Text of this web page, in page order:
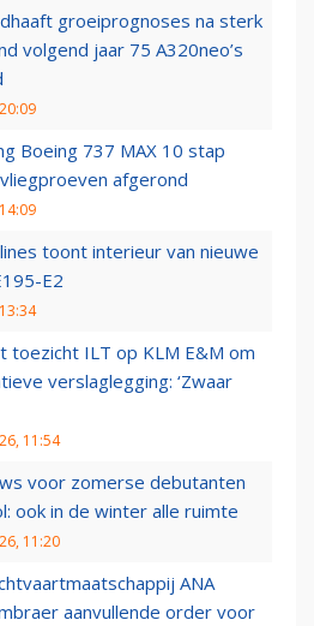
groeiprognoses na sterk
volgend jaar 75 A320neo’s
Boeing 737 MAX 10 stap
afgerond
toont interieur van nieuwe
E2
toezicht ILT op KLM E&M om
verslaglegging: ‘Zwaar
11:54
voor zomerse debutanten
ook in de winter alle ruimte
11:20
ANA
aanvullende order voor